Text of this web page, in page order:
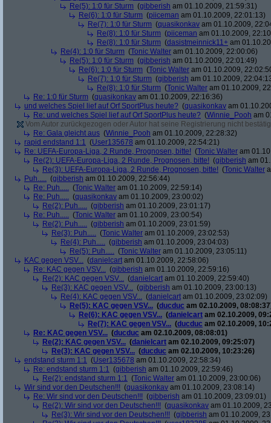
Re(5): 1:0 für Sturm (gibberish am 01.10.2009, 21:59:31)
Re(6): 1:0 für Sturm (piiceman am 01.10.2009, 22:01:13)
Re(7): 1:0 für Sturm (quasikonkav am 01.10.2009,
Re(8): 1:0 für Sturm (piiceman am 01.10.2009,
Re(8): 1:0 für Sturm (dasistmeinnick11+ am
Re(4): 1:0 für Sturm (Tonic Walter am 01.10.2009, 22:00:06)
Re(5): 1:0 für Sturm (gibberish am 01.10.2009, 22:01:49)
Re(6): 1:0 für Sturm (Tonic Walter am 01.10.2009,
Re(7): 1:0 für Sturm (gibberish am 01.10.2009,
Re(8): 1:0 für Sturm (Tonic Walter am 01.10.2009,
Re: 1:0 für Sturm (quasikonkav am 01.10.2009, 22:16:36)
und welches Spiel lief auf Orf SportPlus heute? (quasikonkav am
Re: und welches Spiel lief auf Orf SportPlus heute? (Winnie_Pooh am
Vom Autor zurückgezogen oder Autor hat seine Registrierung nicht
Re: Gala gleicht aus (Winnie_Pooh am 01.10.2009, 22:28:32)
rapid endstand 1:1 (User135678 am 01.10.2009, 22:54:21)
Re: UEFA-Europa-Liga, 2 Runde, Prognosen, bitte! (Tonic Walter am
Re(2): UEFA-Europa-Liga, 2 Runde, Prognosen, bitte! (gibberish am
Re(3): UEFA-Europa-Liga, 2 Runde, Prognosen, bitte! (Tonic Walter
Puh..... (gibberish am 01.10.2009, 22:56:44)
Re: Puh..... (Tonic Walter am 01.10.2009, 22:59:14)
Re: Puh..... (quasikonkav am 01.10.2009, 23:00:02)
Re(2): Puh..... (gibberish am 01.10.2009, 23:01:17)
Re: Puh..... (Tonic Walter am 01.10.2009, 23:00:54)
Re(2): Puh..... (gibberish am 01.10.2009, 23:01:59)
Re(3): Puh..... (Tonic Walter am 01.10.2009, 23:02:53)
Re(4): Puh..... (gibberish am 01.10.2009, 23:04:03)
Re(5): Puh..... (Tonic Walter am 01.10.2009, 23:05:11)
KAC gegen VSV... (danielcart am 01.10.2009, 22:58:06)
Re: KAC gegen VSV... (gibberish am 01.10.2009, 22:59:16)
Re(2): KAC gegen VSV... (danielcart am 01.10.2009, 22:59:40)
Re(3): KAC gegen VSV... (gibberish am 01.10.2009, 23:00:13)
Re(4): KAC gegen VSV... (danielcart am 01.10.2009, 23:02:09)
Re(5): KAC gegen VSV... (ducduc am 02.10.2009,
Re(6): KAC gegen VSV... (danielcart am 02.10.2009,
Re(7): KAC gegen VSV... (ducduc am 02.10.2009,
Re: KAC gegen VSV... (ducduc am 02.10.2009, 08:08:01)
Re(2): KAC gegen VSV... (danielcart am 02.10.2009, 09:25:07)
Re(3): KAC gegen VSV... (ducduc am 02.10.2009, 10:23:26)
endstand sturm 1:1 (User135678 am 01.10.2009, 22:58:34)
Re: endstand sturm 1:1 (gibberish am 01.10.2009, 22:59:46)
Re(2): endstand sturm 1:1 (Tonic Walter am 01.10.2009, 23:00:06)
Wir sind vor den Deutschen!!! (quasikonkav am 01.10.2009, 23:08:14)
Re: Wir sind vor den Deutschen!!! (gibberish am 01.10.2009, 23:09:01)
Re(2): Wir sind vor den Deutschen!!! (quasikonkav am 01.10.2009,
Re(3): Wir sind vor den Deutschen!!! (gibberish am 01.10.2009,